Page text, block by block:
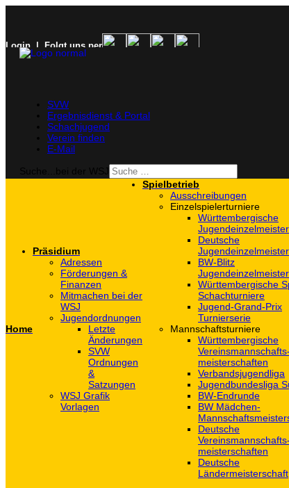
Login | Folgt uns per
SVW
Ergebnisdienst & Portal
Schachjugend
Verein finden
E-Mail
Home
Präsidium
Adressen
Förderungen &
Finanzen
Mitmachen bei der
WSJ
Jugendordnungen
Letzte
Änderungen
SVW
Ordnungen
&
Satzungen
WSJ Grafik
Vorlagen
Spielbetrieb
Ausschreibungen
Einzelspielerturniere
Württembergische
Deutsche
BW-Blitz
Württembergische
Schachturniere
Jugend-Grand-Prix
Turnierserie
Mannschaftsturniere
Württembergische
Vereinsmannschafts-
meisterschaften
Verbandsjugendliga
Jugendbundesliga
BW-Endrunde
BW Mädchen-
Deutsche
Vereinsmannschafts-
meisterschaften
Deutsche
Ländermeisterschaft